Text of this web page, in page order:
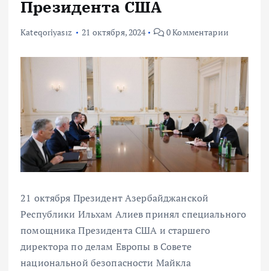
Президента США
Kateqoriyasız 21 октября, 2024 0 Комментарии
21 октября Президент Азербайджанской
Республики Ильхам Алиев принял специального
помощника Президента США и старшего
директора по делам Европы в Совете
национальной безопасности Майкла